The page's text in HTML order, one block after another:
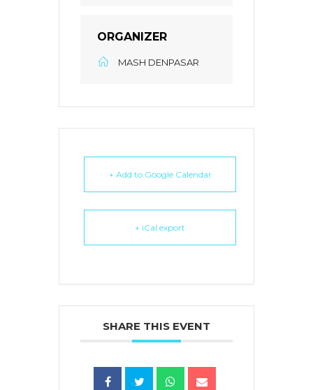
ORGANIZER
MASH DENPASAR
+ Add to Google Calendar
+ iCal export
SHARE THIS EVENT